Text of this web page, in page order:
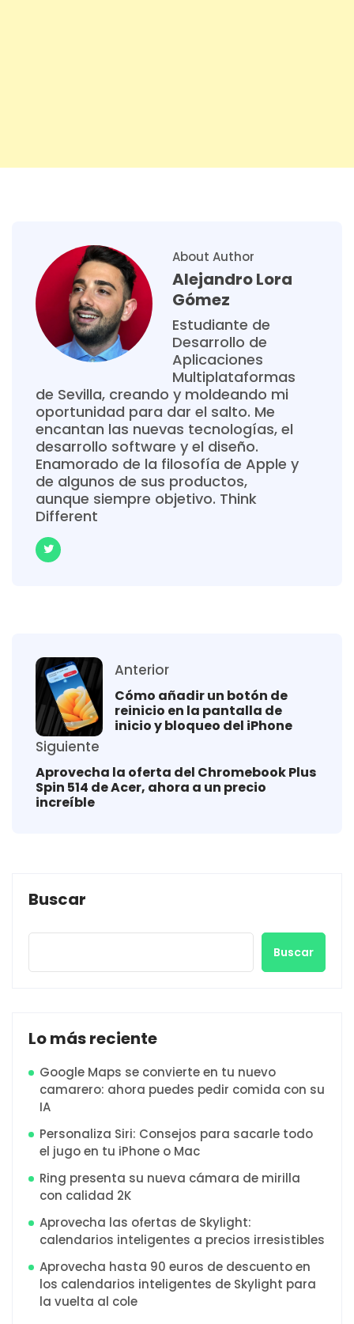
About Author
Alejandro Lora
Gómez
Estudiante de
Desarrollo de
Aplicaciones
Multiplataformas
de Sevilla, creando y moldeando mi
oportunidad para dar el salto. Me
encantan las nuevas tecnologías, el
desarrollo software y el diseño.
Enamorado de la filosofía de Apple y
de algunos de sus productos,
aunque siempre objetivo. Think
Different
Anterior
Cómo añadir un botón de
reinicio en la pantalla de
inicio y bloqueo del iPhone
Siguiente
Aprovecha la oferta del Chromebook Plus
Spin 514 de Acer, ahora a un precio
increíble
Buscar
Buscar
Lo más reciente
Google Maps se convierte en tu nuevo
camarero: ahora puedes pedir comida con su
IA
Personaliza Siri: Consejos para sacarle todo
el jugo en tu iPhone o Mac
Ring presenta su nueva cámara de mirilla
con calidad 2K
Aprovecha las ofertas de Skylight:
calendarios inteligentes a precios irresistibles
Aprovecha hasta 90 euros de descuento en
los calendarios inteligentes de Skylight para
la vuelta al cole